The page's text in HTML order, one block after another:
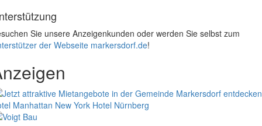
Sie unsere Anzeigenkunden oder werden Sie selbst zum
der Webseite markersdorf.de!
Manhattan New York Hotel Nürnberg